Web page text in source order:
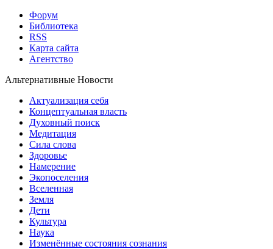
Форум
Библиотека
RSS
Карта сайта
Агентство
Альтернативные Новости
Актуализация себя
Концептуальная власть
Духовный поиск
Медитация
Сила слова
Здоровье
Намерение
Экопоселения
Вселенная
Земля
Дети
Культура
Наука
Изменённые состояния сознания